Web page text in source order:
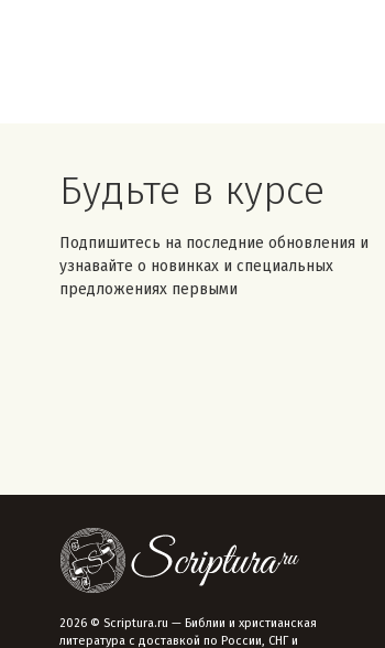
Будьте в курсе
Подпишитесь на последние обновления и
узнавайте о новинках и специальных
предложениях первыми
2026 © Scriptura.ru — Библии и христианская
литература с доставкой по России, СНГ и